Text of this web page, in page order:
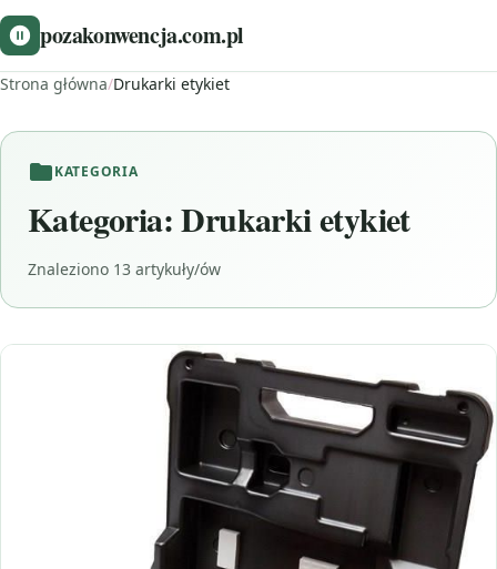
pozakonwencja.com.pl
Strona główna/Drukarki etykiet
KATEGORIA
Kategoria:Drukarki etykiet
Znaleziono 13 artykuły/ów